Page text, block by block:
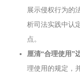
展示侵权行为的
析司法实践中认
点。
厘清“合理使用”
理使用的规定，